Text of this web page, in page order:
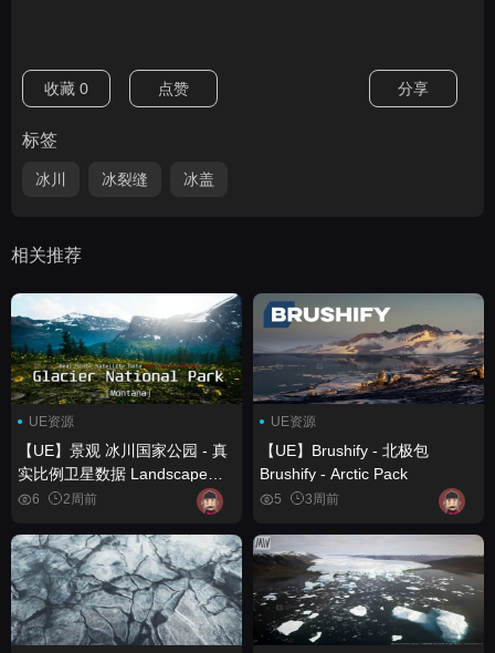
收藏 0 点赞 分享
标签
冰川 冰裂缝 冰盖
相关推荐
UE资源
【UE】景观 冰川国家公园 - 真
实比例卫星数据 Landscape
Glacier National Park - Real
6 2周前
UE资源
【UE】Brushify - 北极包
Brushify - Arctic Pack
5 3周前